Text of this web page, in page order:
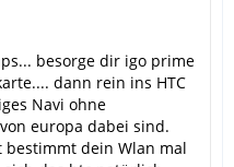
besorge dir igo prime
dann rein ins HTC
Navi ohne
europa dabei sind.
dein Wlan mal